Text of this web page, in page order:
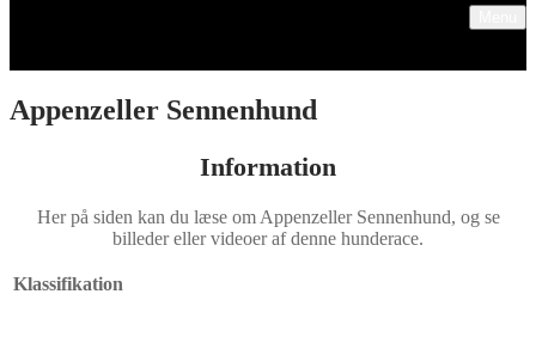
Appenzeller Sennenhund
Information
Her på siden kan du læse om Appenzeller Sennenhund, og se
billeder eller videoer af denne hunderace.
Klassifikation